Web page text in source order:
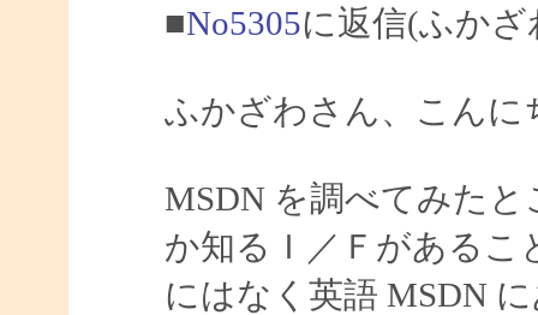
■No5305に返信(ふか
ふかざわさん、こんに
MSDN を調べてみた
か知るＩ／Ｆがあるこ
にはなく英語 MSDN